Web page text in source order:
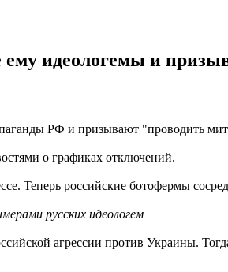
идеологемы и
РФ и призывают "проводить
о графиках отключений.
Теперь российские ботофермы
русских идеологем
агрессии против Украины.